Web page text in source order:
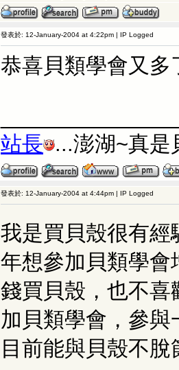
發表於: 12-January-2004 at 4:22pm | IP Logged
恭喜貝類學會又
站長 ...澎湖~真是
發表於: 12-January-2004 at 4:44pm | IP Logged
我是買貝殼很有
年想參加貝類學
錢買貝殼，也不
加貝類學會，參
目前能與貝殼不